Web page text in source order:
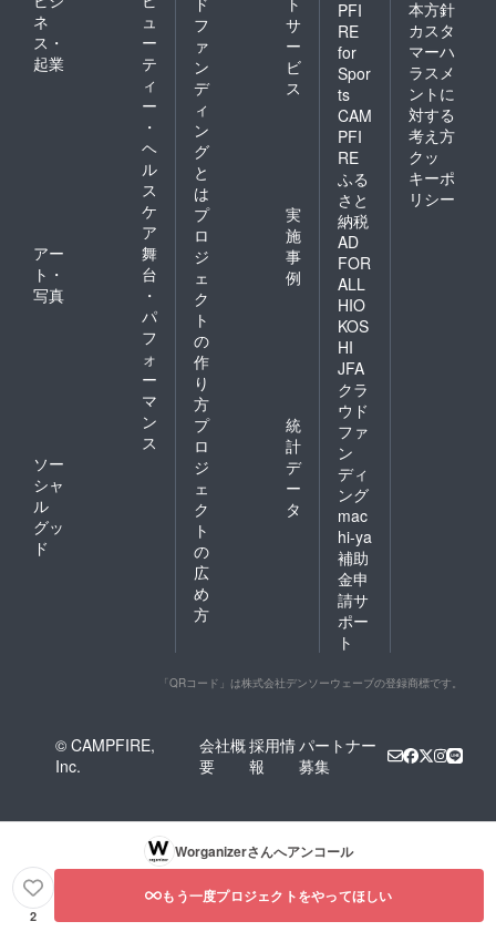
ネ
ス・
起業
ュ
ー
テ
ィ
ー
・
ヘ
ル
ス
ケ
ア
アー
ト・
写真
舞
台
・
パ
フ
ォ
ー
マ
ン
ス
ソー
シャ
ル
グッ
ド
フ
ァ
ン
デ
ィ
ン
グ
と
は
サ
ー
ビ
ス
プ
ロ
ジ
ェ
ク
ト
の
作
り
方
実
施
事
例
プ
ロ
ジ
ェ
ク
ト
の
広
め
方
統
計
デ
ー
タ
PFI
RE
for
Spor
ts
CAM
PFI
RE
ふる
さと
納税
AD
FOR
ALL
HIO
KOS
HI
JFA
クラ
ウド
ファ
ン
ディ
ング
mac
hi-ya
補助
金申
請サ
ポー
ト
本方針
カスタ
マーハ
ラスメ
ントに
対する
考え方
クッ
キーポ
リシー
「QRコード」は株式会社デンソーウェーブの登録商標です。
© CAMPFIRE,
Inc.
会社概
要
採用情
報
パートナー
募集
Worganizerさんへアンコール
2
もう一度プロジェクトをやってほしい